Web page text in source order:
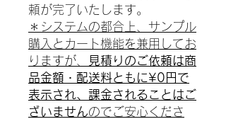
頼が完了いたします。
＊システムの都合上、サンプル
購入とカート機能を兼用してお
りますが、
見積りのご依頼は商
品金額・配送料ともに¥0円で
表示され、課金されることはご
ざいませんのでご安心くださ